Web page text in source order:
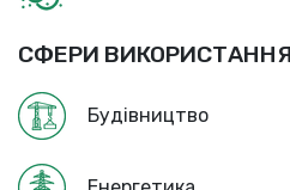
СФЕРИ
Будівництво